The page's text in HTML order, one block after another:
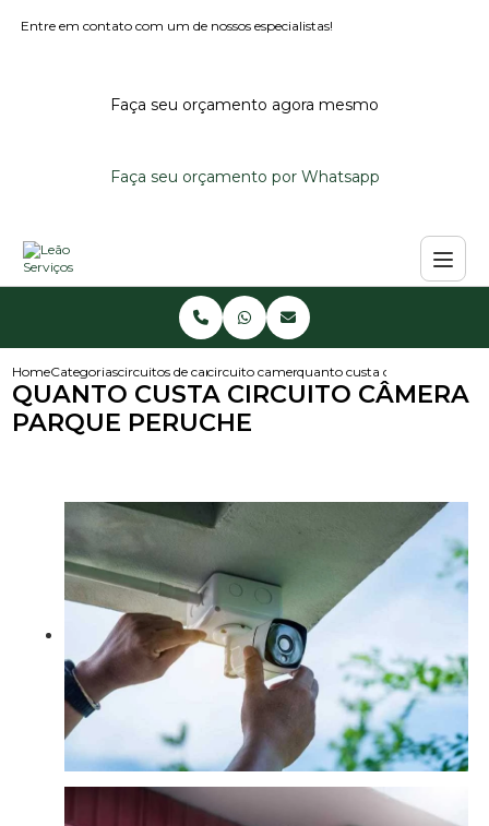
Entre em contato com um de nossos especialistas!
Faça seu orçamento agora mesmo
Faça seu orçamento por Whatsapp
HomeCategoriascircuitos de camerascircuito camera de segurancaquanto custa circuito camera
QUANTO CUSTA CIRCUITO CÂMERA
PARQUE PERUCHE